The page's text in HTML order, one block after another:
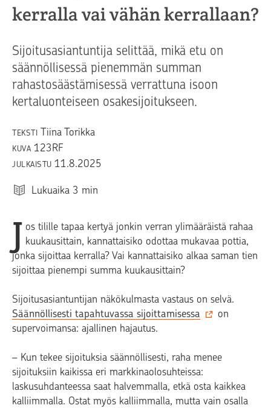
kerralla vai vähän kerrallaan?
Sijoitusasiantuntija selittää, mikä etu on
säännöllisessä pienemmän summan
rahastosäästämisessä verrattuna isoon
kertaluonteiseen osakesijoitukseen.
TEKSTI Tiina Torikka
KUVA 123RF
JULKAISTU 11.8.2025
Lukuaika 3 min
J os tilille tapaa kertyä jonkin verran ylimääräistä rahaa
kuukausittain, kannattaisiko odottaa mukavaa pottia,
jonka sijoittaa kerralla? Vai kannattaisiko alkaa saman tien
sijoittaa pienempi summa kuukausittain?
Sijoitusasiantuntijan näkökulmasta vastaus on selvä.
Säännöllisesti tapahtuvassa sijoittamisessa
on
supervoimansa: ajallinen hajautus.
– Kun tekee sijoituksia säännöllisesti, raha menee
sijoituksiin kaikissa eri markkinaolosuhteissa:
laskusuhdanteessa saat halvemmalla, etkä osta kaikkea
kalliimmalla. Ostat myös kalliimmalla, mutta vain osalla